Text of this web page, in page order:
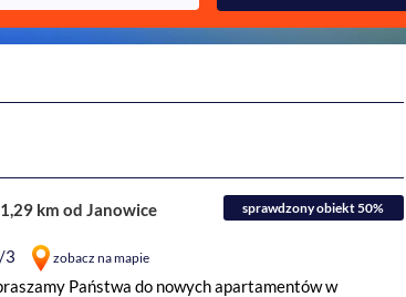
km od Janowice
sprawdzony obiekt 50%
3 zobacz na mapie
Państwa do nowych apartamentów w